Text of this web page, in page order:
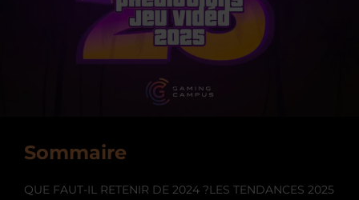
Sommaire
QUE FAUT-IL RETENIR DE 2024 ?LES TENDANCES 2025